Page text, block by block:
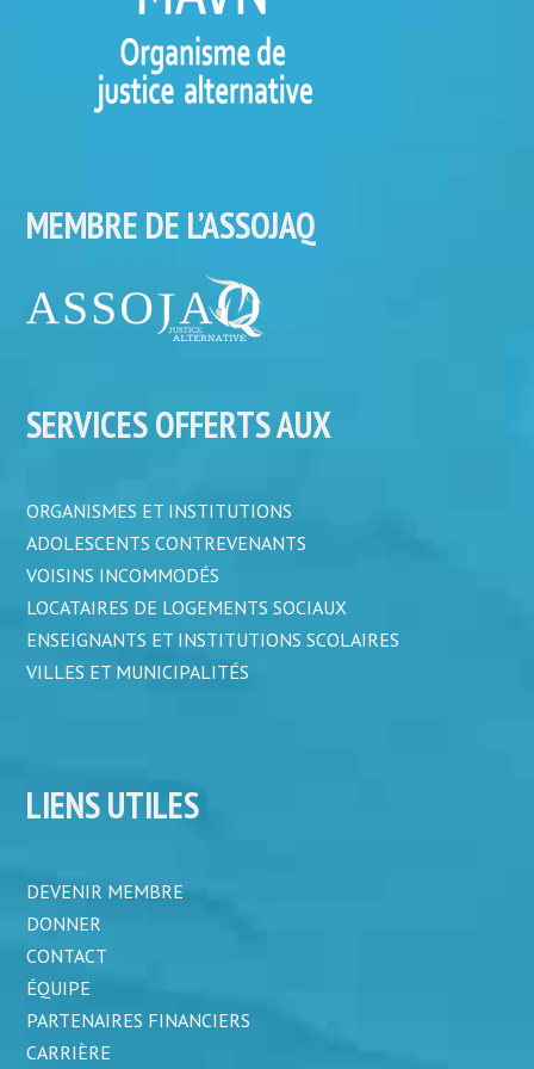
MEMBRE DE L’ASSOJAQ
SERVICES OFFERTS AUX
ORGANISMES ET INSTITUTIONS
ADOLESCENTS CONTREVENANTS
VOISINS INCOMMODÉS
LOCATAIRES DE LOGEMENTS SOCIAUX
ENSEIGNANTS ET INSTITUTIONS SCOLAIRES
VILLES ET MUNICIPALITÉS
LIENS UTILES
DEVENIR MEMBRE
DONNER
CONTACT
ÉQUIPE
PARTENAIRES FINANCIERS
CARRIÈRE